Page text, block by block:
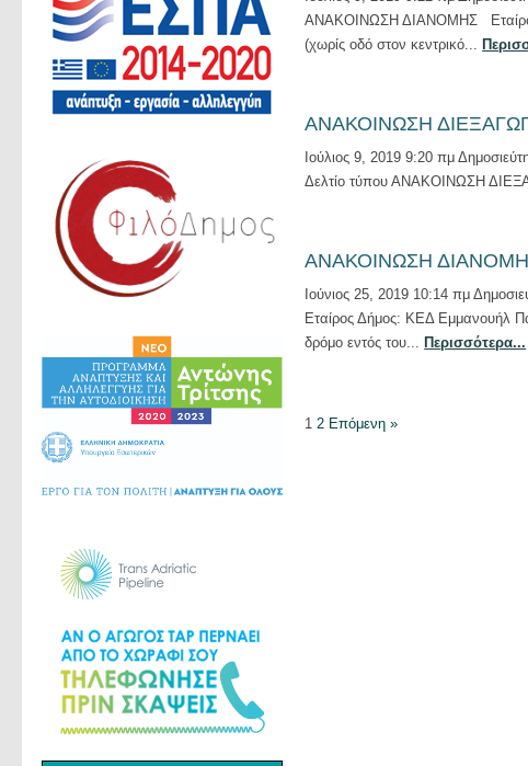
ΑΝΑΚΟΙΝΩΣΗ ΔΙΑΝΟΜΗΣ Εταίρος
(χωρίς οδό στον κεντρικό...
ΑΝΑΚΟΙΝΩΣΗ
Ιούλιος 9, 2019 9:20 πμ
Δελτίο τύπου ΑΝΑΚΟΙΝΩΣΗ
ΑΝΑΚΟΙΝΩΣΗ
Ιούνιος 25, 2019 10:14 πμ
Εταίρος Δήμος: ΚΕΔ Εμμανουήλ
δρόμο εντός του... Περισσότερα...
1 2 Επόμενη »